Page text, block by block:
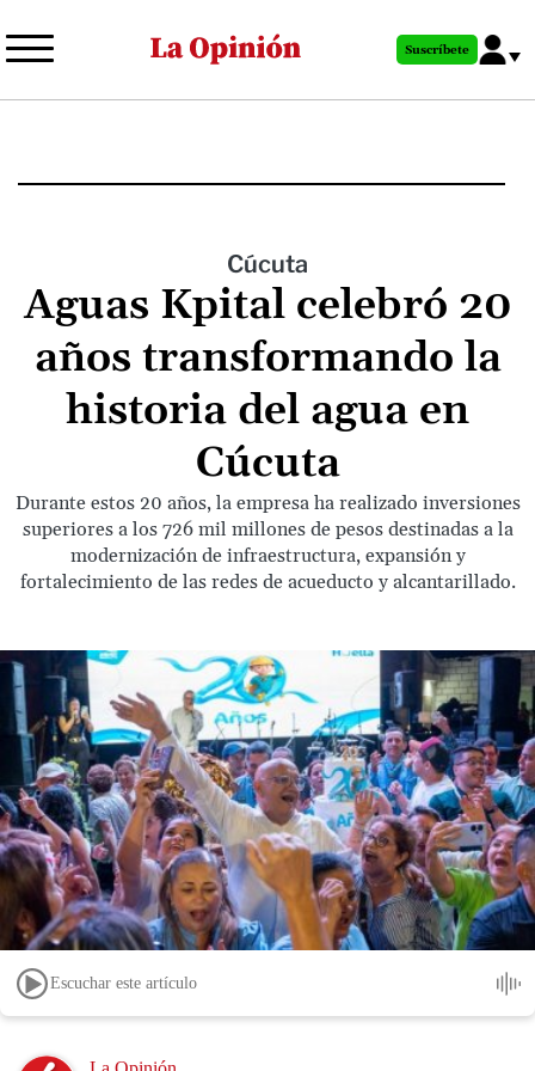
al
principal
Suscríbete
Cúcuta
Aguas Kpital celebró 20
años transformando la
historia del agua en
Cúcuta
Durante estos 20 años, la empresa ha realizado inversiones
superiores a los 726 mil millones de pesos destinadas a la
modernización de infraestructura, expansión y
fortalecimiento de las redes de acueducto y alcantarillado.
Escuchar este artículo